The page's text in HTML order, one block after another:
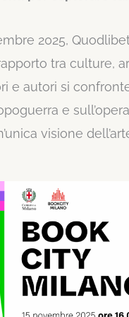
2025,
tra culture,
e autori si
e
visione